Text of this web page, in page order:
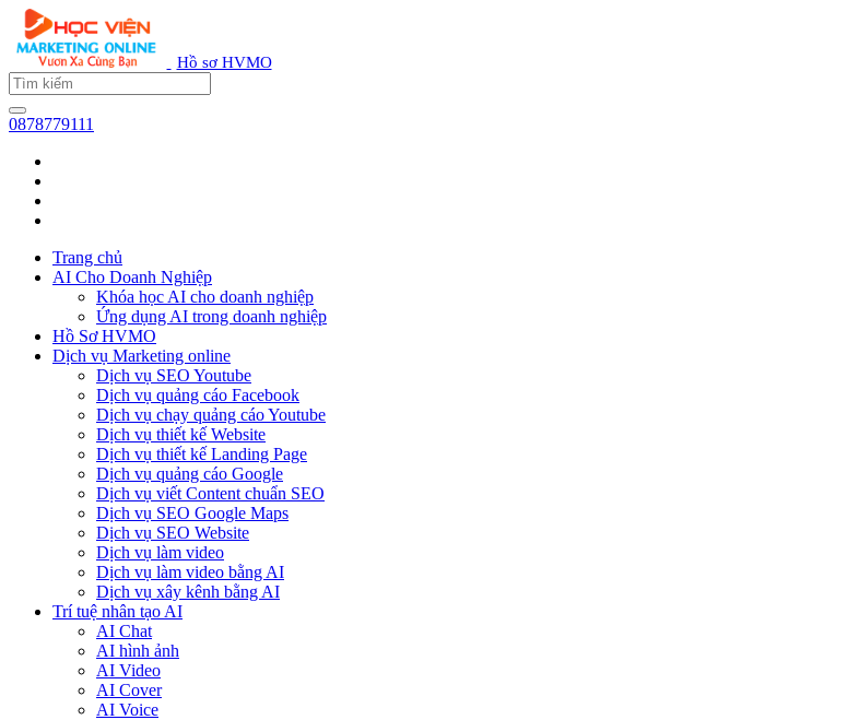
Hồ sơ HVMO
0878779111
Trang chủ
AI Cho Doanh Nghiệp
Khóa học AI cho doanh nghiệp
Ứng dụng AI trong doanh nghiệp
Hồ Sơ HVMO
Dịch vụ Marketing online
Dịch vụ SEO Youtube
Dịch vụ quảng cáo Facebook
Dịch vụ chạy quảng cáo Youtube
Dịch vụ thiết kế Website
Dịch vụ thiết kế Landing Page
Dịch vụ quảng cáo Google
Dịch vụ viết Content chuẩn SEO
Dịch vụ SEO Google Maps
Dịch vụ SEO Website
Dịch vụ làm video
Dịch vụ làm video bằng AI
Dịch vụ xây kênh bằng AI
Trí tuệ nhân tạo AI
AI Chat
AI hình ảnh
AI Video
AI Cover
AI Voice